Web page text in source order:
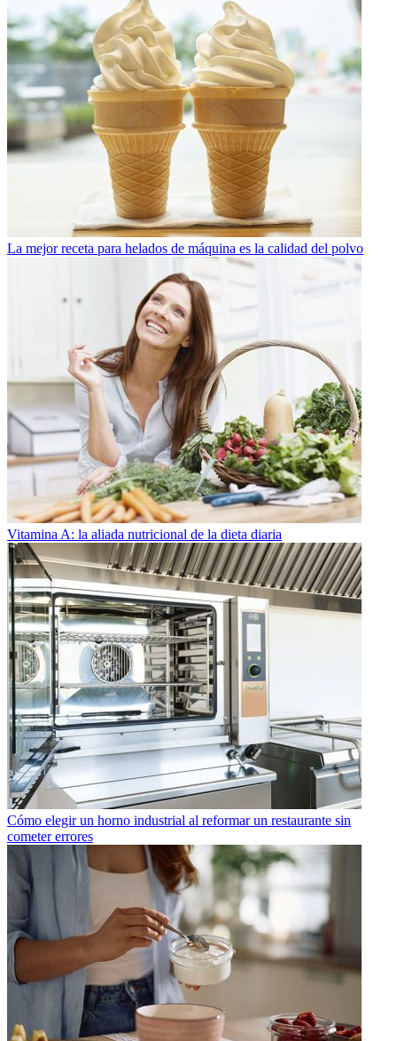
La mejor receta para helados de máquina es la calidad del polvo
Vitamina A: la aliada nutricional de la dieta diaria
Cómo elegir un horno industrial al reformar un restaurante sin
cometer errores